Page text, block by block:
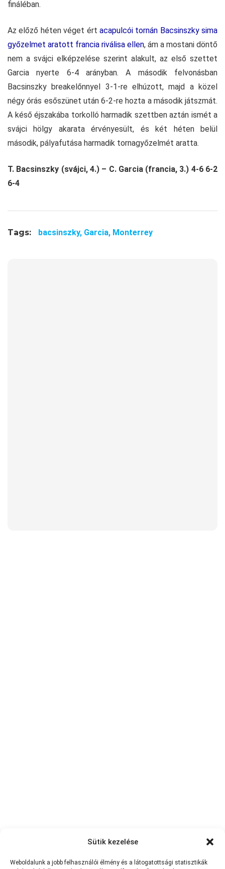
Sütik kezelése
Weboldalunk a jobb felhasználói élmény és a látogatottsági statisztikák
fináléban.
Az előző héten véget ért acapulcói tornán Bacsinszky sima
győzelmet aratott francia riválisa ellen, ám a mostani döntő
nem a svájci elképzelése szerint alakult, az első szettet
Garcia nyerte 6-4 arányban. A második felvonásban
Bacsinszky breakelőnnyel 3-1-re elhúzott, majd a közel
négy órás esőszünet után 6-2-re hozta a második játszmát.
A késő éjszakába torkolló harmadik szettben aztán ismét a
svájci hölgy akarata érvényesült, és két héten belül
második, pályafutása harmadik tornagyőzelmét aratta.
T. Bacsinszky (svájci, 4.) – C. Garcia (francia, 3.) 4-6 6-2
6-4
Tags: bacsinszky, Garcia, Monterrey